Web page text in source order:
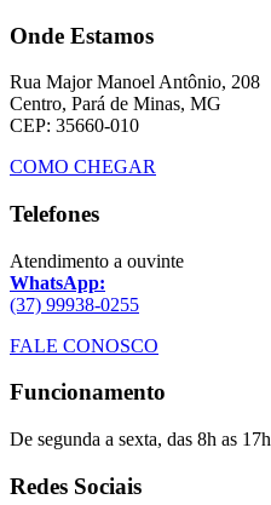
Onde Estamos
Rua Major Manoel Antônio, 208
Centro, Pará de Minas, MG
CEP: 35660-010
COMO CHEGAR
Telefones
Atendimento a ouvinte
WhatsApp:
(37) 99938-0255
FALE CONOSCO
Funcionamento
De segunda a sexta, das 8h as 17h
Redes Sociais